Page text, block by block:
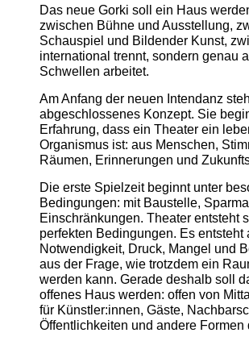
Das neue Gorki soll ein Haus
zwischen Bühne und Ausstellung,
Schauspiel und Bildender Kunst,
international trennt, sondern genau
Schwellen arbeitet.
Am Anfang der neuen Intendanz
abgeschlossenes Konzept. Sie
Erfahrung, dass ein Theater ein
Organismus ist: aus Menschen,
Räumen, Erinnerungen und
Die erste Spielzeit beginnt unter
Bedingungen: mit Baustelle,
Einschränkungen. Theater entsteht
perfekten Bedingungen. Es entsteht
Notwendigkeit, Druck, Mangel und
aus der Frage, wie trotzdem ein
werden kann. Gerade deshalb soll
offenes Haus werden: offen von
für Künstler:innen, Gäste,
Öffentlichkeiten und andere Formen